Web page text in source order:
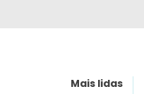
Mais lidas